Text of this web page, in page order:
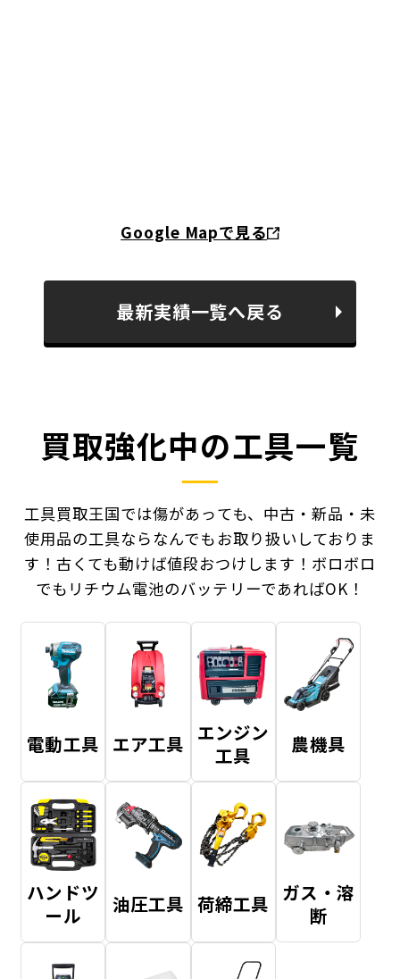
Google Mapで見る
最新実績一覧へ戻る
買取強化中の工具一覧
工具買取王国では傷があっても、中古・新品・未
使用品の工具ならなんでもお取り扱いしておりま
す！ 古くても動けば値段おつけします！ボロボロ
でもリチウム電池のバッテリーであればOK！
電動工具 エア工具 エンジン
工具
農機具
ハンドツ
ール
油圧工具 荷締工具 ガス・溶
断